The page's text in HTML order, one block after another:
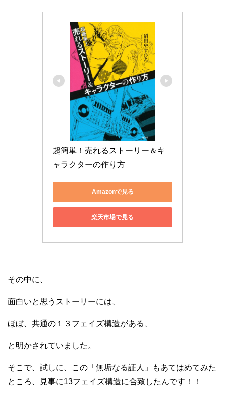
超簡単！売れるストーリー＆キ
ャラクターの作り方
Amazonで見る
楽天市場で見る
その中に、
面白いと思うストーリーには、
ほぼ、共通の１３フェイズ構造がある、
と明かされていました。
そこで、試しに、この「無垢なる証人」もあてはめてみた
ところ、見事に13フェイズ構造に合致したんです！！